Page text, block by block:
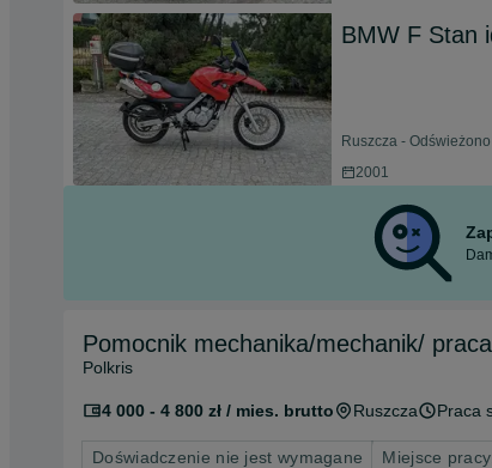
BMW F Stan
Ruszcza -
2001
Pomocnik mechanika/mechanik/
Polkris
4 000 - 4 800 zł / mies. brutto Ruszcza Praca
Doświadczenie nie jest wymagane Miejsce